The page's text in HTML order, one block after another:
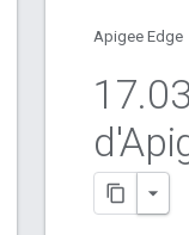
Apigee Edge
17.03